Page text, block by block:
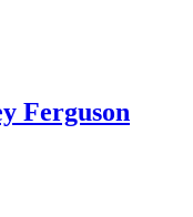
Ferguson